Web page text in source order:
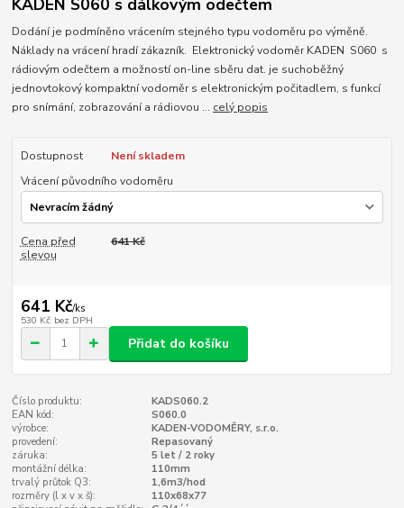
Dodání je podmíněno vrácením stejného typu vodoměru po výměně.
Náklady na vrácení hradí zákazník. Elektronický vodoměr KADEN S060 s
rádiovým odečtem a možností on-line sběru dat. je suchoběžný
jednovtokový kompaktní vodoměr s elektronickým počitadlem, s funkcí
pro snímání, zobrazování a rádiovou ... celý popis
Dostupnost
Není skladem
Vrácení původního vodoměru
Cena před
slevou
641 Kč
641 Kč/ks
530 Kč bez DPH
Přidat do košíku
Číslo produktu:
KADS060.2
EAN kód:
S060.0
výrobce:
KADEN-VODOMĚRY, s.r.o.
provedení:
Repasovaný
záruka:
5 let / 2 roky
montážní délka:
110mm
trvalý průtok Q3:
1,6m3/hod
rozměry (l x v x š):
110x68x77